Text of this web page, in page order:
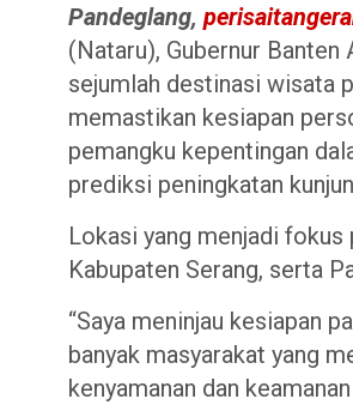
Pandeglang,
(Nataru), Gubernur Banten
sejumlah destinasi wisata
memastikan kesiapan
pemangku kepentingan
prediksi peningkatan
​Lokasi yang menjadi
Kabupaten Serang, serta
​“Saya meninjau kesiapan
banyak masyarakat yang
kenyamanan dan